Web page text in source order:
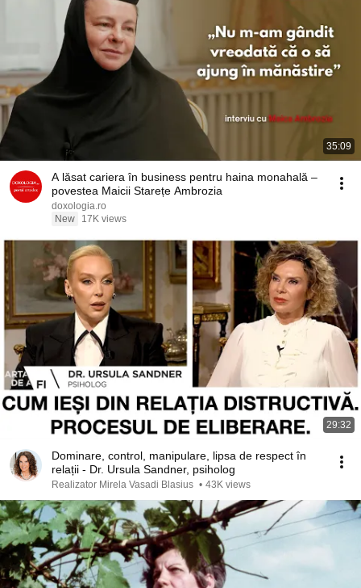
35:09
A lăsat cariera în business pentru haina monahală –
povestea Maicii Starețe Ambrozia
doxologia.ro
New
17K views
29:32
Dominare, control, manipulare, lipsa de respect în
relații - Dr. Ursula Sandner, psiholog
Realizator Mirela Vasadi Blasius • 43K views